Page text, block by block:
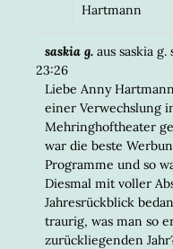
Hartmann
saskia g. aus saskia g.
23:26
Liebe Anny
einer Verwechslung
Mehringhoftheater
war die beste
Programme und so
Diesmal mit voller
Jahresrückblick
traurig, was man so
zurückliegenden